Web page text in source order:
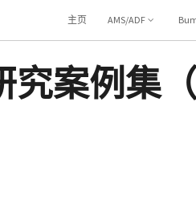
主页 AMS/ADF
案例集（